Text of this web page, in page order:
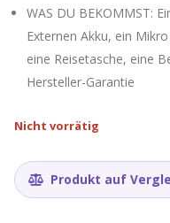
WAS DU BEKOMMST:
Externen Akku, ein
eine Reisetasche, eine
Hersteller-Garantie
Nicht vorrätig
Produkt auf